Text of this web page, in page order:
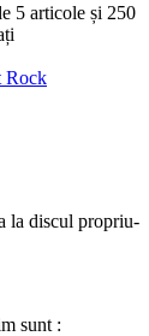
5 articole și 250
Rock
la discul propriu-
sunt :